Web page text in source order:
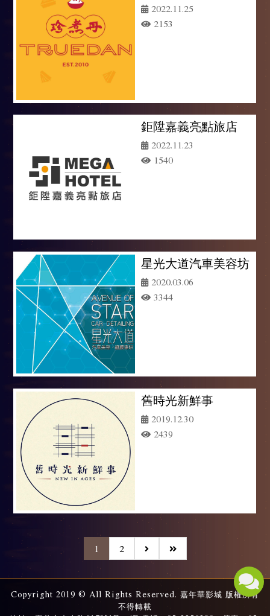
2022.11.25
2153
鉅陞嘉義亮點旅店
2022.11.23
1540
星光大道汽車美容坊
2020.03.06
3344
舊時光新鮮事
2019.12.30
2439
1 2
Copyright 2019 © All Rights Reserved. 嘉年華影城 版權所有
不得轉載